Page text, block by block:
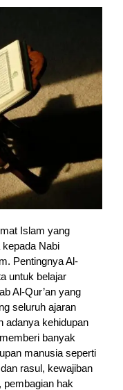
Islam yang
kepada Nabi
Pentingnya Al-
untuk belajar
Al-Qur’an yang
seluruh ajaran
adanya kehidupan
banyak
manusia seperti
rasul, kewajiban
pembagian hak